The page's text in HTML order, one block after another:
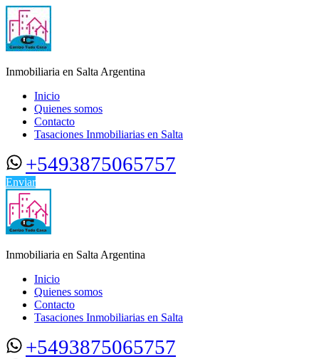
Inmobiliaria en Salta Argentina
Inicio
Quienes somos
Contacto
Tasaciones Inmobiliarias en Salta
+5493875065757
Enviar
Inmobiliaria en Salta Argentina
Inicio
Quienes somos
Contacto
Tasaciones Inmobiliarias en Salta
+5493875065757